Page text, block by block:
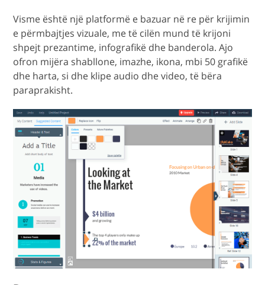
Visme është një platformë e bazuar në re për krijimin
e përmbajtjes vizuale, me të cilën mund të krijoni
shpejt prezantime, infografikë dhe banderola. Ajo
ofron mijëra shabllone, imazhe, ikona, mbi 50 grafikë
dhe harta, si dhe klipe audio dhe video, të bëra
paraprakisht.